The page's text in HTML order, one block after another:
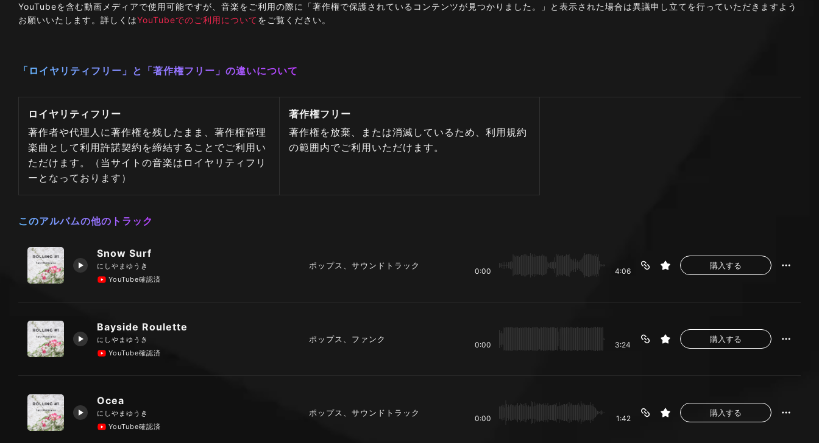
YouTubeを含む動画メディアで使用可能ですが、音楽をご利用の際に「著作権で保護されているコンテンツが見つかりました。」と表示された場合は異議申し立てを行っていただきますよう
お願いいたします。詳しくはYouTubeでのご利用についてをご覧ください。
「ロイヤリティフリー」と「著作権フリー」の違いについて
ロイヤリティフリー
著作者や代理人に著作権を残したまま、著作権管理
楽曲として利用許諾契約を締結することでご利用い
ただけます。（当サイトの音楽はロイヤリティフリ
ーとなっております）
著作権フリー
著作権を放棄、または消滅しているため、利用規約
の範囲内でご利用いただけます。
このアルバムの他のトラック
Snow Surf
にしやまゆうき
YouTube確認済
ポップス、サウンドトラック
0:00 4:06
購入する
Bayside Roulette
にしやまゆうき
YouTube確認済
ポップス、ファンク
0:00 3:24
購入する
Ocea
にしやまゆうき
YouTube確認済
ポップス、サウンドトラック
0:00 1:42
購入する